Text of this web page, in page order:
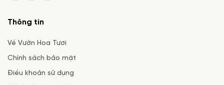
Thông tin
Về Vườn Hoa Tươi
Chính sách bảo mật
Điều khoản sử dụng